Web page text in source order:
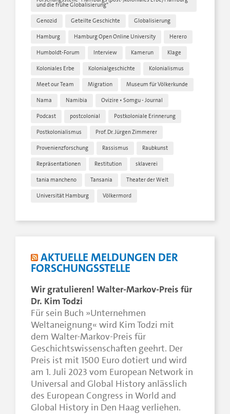
und die frühe Globalisierung"
Genozid Geteilte Geschichte Globalisierung
Hamburg Hamburg Open Online University Herero
Humboldt-Forum Interview Kamerun Klage
Koloniales Erbe Kolonialgeschichte Kolonialismus
Meet our Team Migration Museum für Völkerkunde
Nama Namibia Ovizire • Somgu - Journal
Podcast postcolonial Postkoloniale Erinnerung
Postkolonialismus Prof. Dr. Jürgen Zimmerer
Provenienzforschung Rassismus Raubkunst
Repräsentationen Restitution sklaverei
tania mancheno Tansania Theater der Welt
Universität Hamburg Völkermord
AKTUELLE MELDUNGEN DER
FORSCHUNGSSTELLE
Wir gratulieren! Walter-Markov-Preis für
Dr. Kim Todzi
Für sein Buch »Unternehmen
Weltaneignung« wird Kim Todzi mit
dem Walter-Markov-Preis für
Geschichtswissenschaften geehrt. Der
Preis ist mit 1500 Euro dotiert und wird
am 1. Juli 2023 vom European Network in
Universal and Global History anlässlich
des European Congress in World and
Global History in Den Haag verliehen.